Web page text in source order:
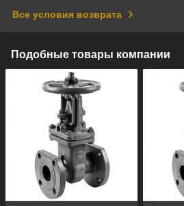
Все условия возврата
Подобные товары компании